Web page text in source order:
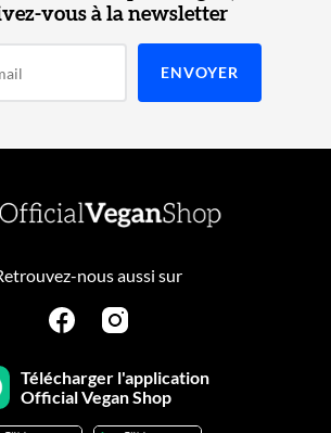
vous à la newsletter
nous aussi sur
Télécharger l'application
Official Vegan Shop